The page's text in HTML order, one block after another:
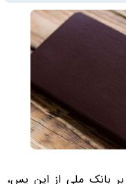
بر بانک ملی از این پس،